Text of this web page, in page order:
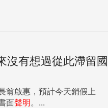
沒有想過從此滯留國
翁啟惠，預計今天銷假上
面聲明。...